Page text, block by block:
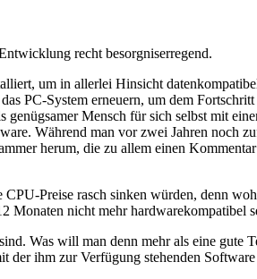
recht besorgniserregend.
um in allerlei Hinsicht
PC-System erneuern, um dem
Mensch für sich selbst mit
Während man vor zwei Jahren noch
herum, die zu allem einen
Preise rasch sinken würden, denn
Monaten nicht mehr hardwarekompatibel
Was will man denn mehr als eine gute
ihm zur Verfügung stehenden